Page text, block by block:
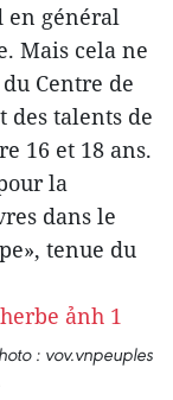
en général
Mais cela ne
Centre de
des talents de
16 et 18 ans.
la
dans le
tenue du
: vov.vnpeuples